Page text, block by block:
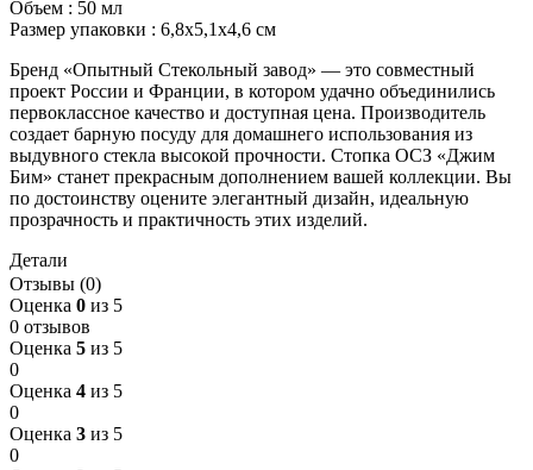
Объем : 50 мл
Размер упаковки : 6,8х5,1х4,6 см
Бренд «Опытный Стекольный завод» — это совместный
проект России и Франции, в котором удачно объединились
первоклассное качество и доступная цена. Производитель
создает барную посуду для домашнего использования из
выдувного стекла высокой прочности. Стопка ОСЗ «Джим
Бим» станет прекрасным дополнением вашей коллекции. Вы
по достоинству оцените элегантный дизайн, идеальную
прозрачность и практичность этих изделий.
Детали
Отзывы (0)
Оценка 0 из 5
0 отзывов
Оценка 5 из 5
0
Оценка 4 из 5
0
Оценка 3 из 5
0